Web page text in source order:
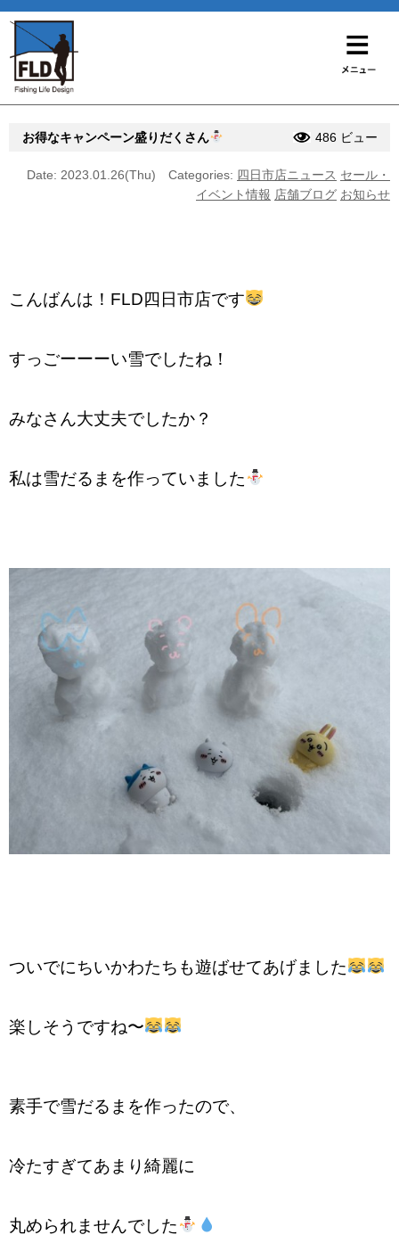
お得なキャンペーン盛りだくさん 486 ビュー
Date: 2023.01.26(Thu) Categories: 四日市店ニュース セール・
イベント情報 店舗ブログ お知らせ
こんばんは！FLD四日市店です
すっごーーーい雪でしたね！
みなさん大丈夫でしたか？
私は雪だるまを作っていました
ついでにちいかわたちも遊ばせてあげました
楽しそうですね〜
素手で雪だるまを作ったので、
冷たすぎてあまり綺麗に
丸められませんでした